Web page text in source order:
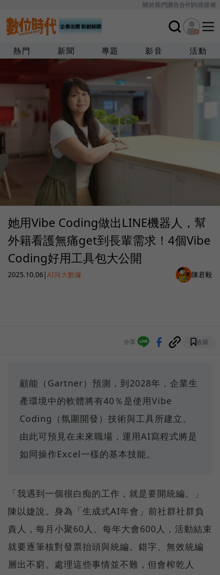
關於我們廣告合作內容授權
熱門 新聞 專題 影音 活動
她用Vibe Coding做出LINE機器人，幫
外籍看護無痛get到長輩需求！4個Vibe
Coding好用工具包大公開
2025.10.06|AI與大數據 陳君毅
分享 收藏
顧能（Gartner）預測，到2028年，企業生
產環境中的軟體將有40％是使用Vibe
Coding（氛圍開發）技術與工具所建立。
由此可預見在未來職場，運用AI寫程式將是
如同操作Excel一樣的基本技能。
「我遇到一個很白痴的工作，就是要開統編。」
陳以婕說。身為「生成式AI年會」前社群社群負
責人，每月小聚60人、每年大會600人，活動結束
就要逐筆核對發票抬頭與統編。錯字、無效統編
層出不窮。處理這些事情並不難，但會榨乾人